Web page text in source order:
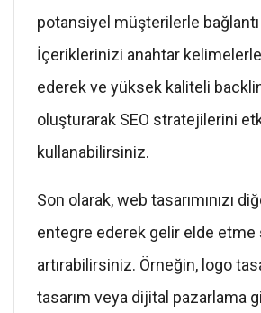
potansiyel müşterilerle
İçeriklerinizi anahtar
ederek ve yüksek kaliteli
oluşturarak SEO stratejilerini
kullanabilirsiniz.
Son olarak, web tasarımınızı
entegre ederek gelir elde etme
artırabilirsiniz. Örneğin, logo
tasarım veya dijital pazarlama